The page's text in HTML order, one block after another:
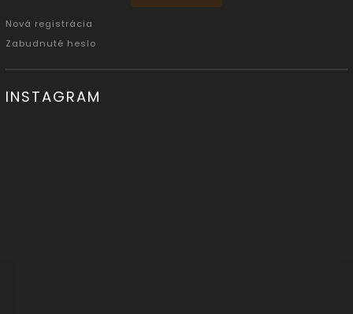
Nová registrácia
Zabudnuté heslo
INSTAGRAM